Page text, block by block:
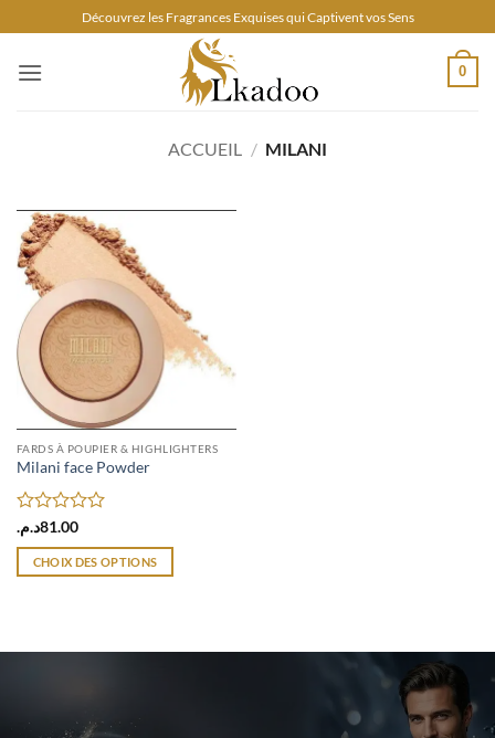
au
contenu
Découvrez les Fragrances Exquises qui Captivent vos Sens
0
ACCUEIL / MILANI
FARDS À POUPIER & HIGHLIGHTERS
Milani face Powder
Note
0
sur
5
81.00د.م.
CHOIX DES OPTIONS
plusieurs
options